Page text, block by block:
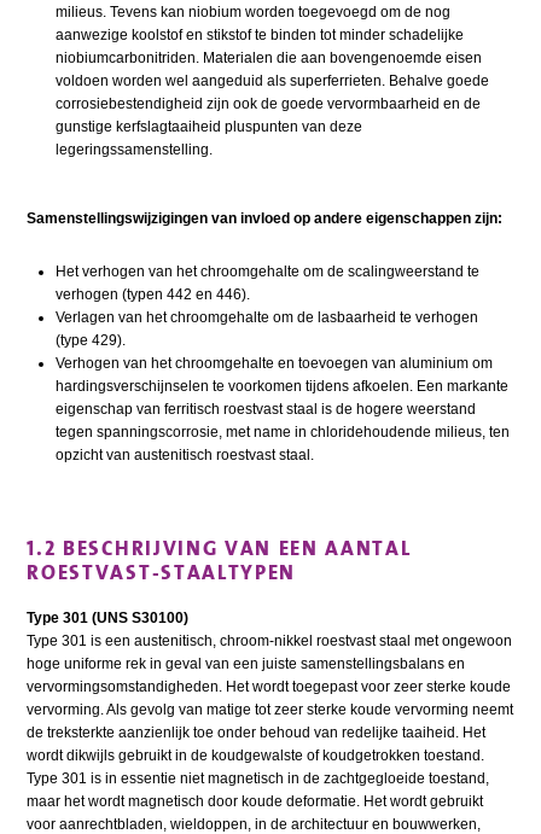
milieus. Tevens kan niobium worden toegevoegd om de nog
aanwezige koolstof en stikstof te binden tot minder schadelijke
niobiumcarbonitriden. Materialen die aan bovengenoemde eisen
voldoen worden wel aangeduid als superferrieten. Behalve goede
corrosiebestendigheid zijn ook de goede vervormbaarheid en de
gunstige kerfslagtaaiheid pluspunten van deze
legeringssamenstelling.
Samenstellingswijzigingen van invloed op andere eigenschappen zijn:
Het verhogen van het chroomgehalte om de scalingweerstand te
verhogen (typen 442 en 446).
Verlagen van het chroomgehalte om de lasbaarheid te verhogen
(type 429).
Verhogen van het chroomgehalte en toevoegen van aluminium om
hardingsverschijnselen te voorkomen tijdens afkoelen. Een markante
eigenschap van ferritisch roestvast staal is de hogere weerstand
tegen spanningscorrosie, met name in chloridehoudende milieus, ten
opzicht van austenitisch roestvast staal.
1.2 BESCHRIJVING VAN EEN AANTAL
ROESTVAST-STAALTYPEN
Type 301 (UNS S30100)
Type 301 is een austenitisch, chroom-nikkel roestvast staal met ongewoon
hoge uniforme rek in geval van een juiste samenstellingsbalans en
vervormingsomstandigheden. Het wordt toegepast voor zeer sterke koude
vervorming. Als gevolg van matige tot zeer sterke koude vervorming neemt
de treksterkte aanzienlijk toe onder behoud van redelijke taaiheid. Het
wordt dikwijls gebruikt in de koudgewalste of koudgetrokken toestand.
Type 301 is in essentie niet magnetisch in de zachtgegloeide toestand,
maar het wordt magnetisch door koude deformatie. Het wordt gebruikt
voor aanrechtbladen, wieldoppen, in de architectuur en bouwwerken,